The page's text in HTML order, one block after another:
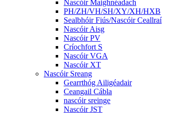
Nascóir Maighnéadach
PH/ZH/VH/SH/XY/XH/HXB
Sealbhóir Fiús/Nascóir Ceallraí
Nascóir Aisg
Nascóir PV
Críochfort S
Nascóir VGA
Nascóir XT
Nascóir Sreang
Gearrthóg Ailigéadair
Ceangail Cábla
nascóir sreinge
Nascóir JST